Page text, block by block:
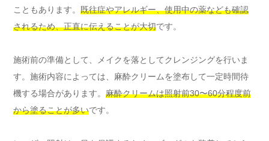
こともあります。 既往症やアレルギー、使用中の薬なども確認
されるため、正直に伝えることが大切です。
施術前の準備として、メイクを落としてクレンジングを行いま
す。施術内容によっては、麻酔クリームを塗布して一定時間待
機する場合があります。 麻酔クリームは照射前30〜60分程度前
から塗ることが多いです。